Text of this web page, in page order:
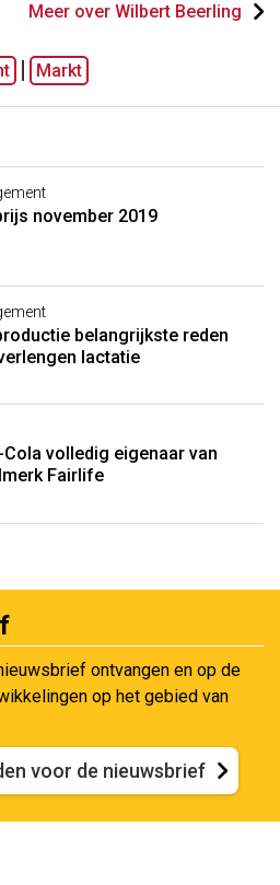
Meer over Wilbert Beerling
Markt
november 2019
belangrijkste reden
lactatie
Cola volledig eigenaar van
Fairlife
ontvangen en op de
op het gebied van
voor de nieuwsbrief